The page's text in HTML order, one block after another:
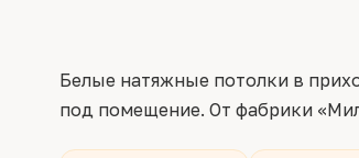
Белые натяжные потолки в
под помещение. От фабрики